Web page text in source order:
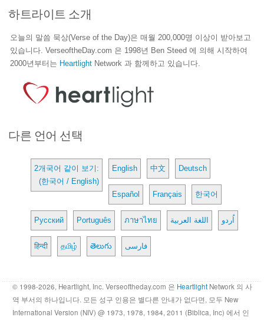
하트라이트 소개
오늘의 말씀 묵상(Verse of the Day)은 매월 200,000명 이상이 받아보고
있습니다. VerseoftheDay.com 은 1998년 Ben Steed 에 의해 시작하여
2000년부터는 Heartlight Network 과 함께하고 있습니다.
다른 언어 선택
2개국어 같이 보기:
(한국어 / English)
English 中文 Deutsch
Español Français 한국어
Русский Português ภาษาไทย اللغة العربية اُردو
हिन्दी தமிழ் తెలుగు فارسی
© 1998-2026, Heartlight, Inc. Verseoftheday.com 은 Heartlight Network 의 사
역 부서의 하나입니다. 모든 성구 인용은 별다른 안내가 없다면, 모두 New
International Version (NIV) @ 1973, 1978, 1984, 2011 (Biblica, Inc) 에서 인